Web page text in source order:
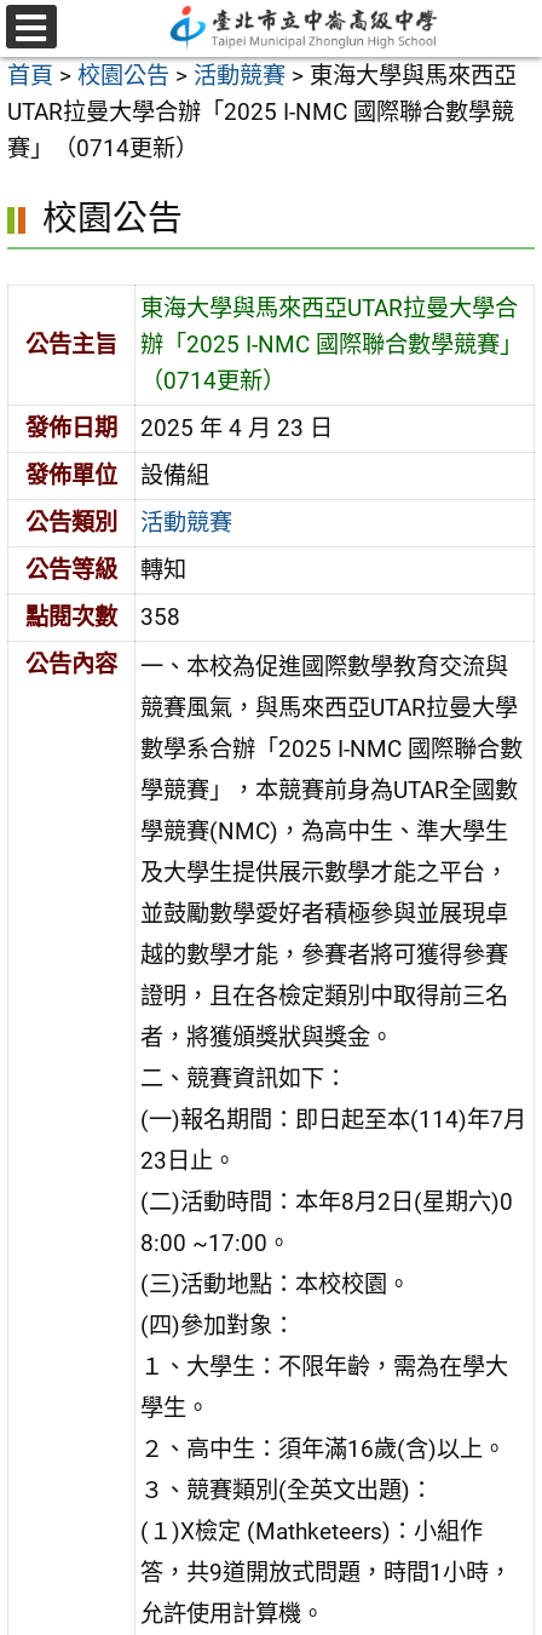
跳
至
主
要
內
區
選
單
首頁 > 校園公告 > 活動競賽 > 東海大學與馬來西亞
UTAR拉曼大學合辦「2025 I-NMC 國際聯合數學競
賽」（0714更新）
校園公告
公告主旨
東海大學與馬來西亞UTAR拉曼大學合
辦「2025 I-NMC 國際聯合數學競賽」
（0714更新）
發佈日期
2025 年 4 月 23 日
發佈單位
設備組
公告類別
活動競賽
公告等級
轉知
點閱次數
358
公告內容
一、本校為促進國際數學教育交流與
競賽風氣，與馬來西亞UTAR拉曼大學
數學系合辦「2025 I-NMC 國際聯合數
學競賽」，本競賽前身為UTAR全國數
學競賽(NMC)，為高中生、準大學生
及大學生提供展示數學才能之平台，
並鼓勵數學愛好者積極參與並展現卓
越的數學才能，參賽者將可獲得參賽
證明，且在各檢定類別中取得前三名
者，將獲頒獎狀與獎金。
二、競賽資訊如下：
(一)報名期間：即日起至本(114)年7月
23日止。
(二)活動時間：本年8月2日(星期六)0
8:00 ~17:00。
(三)活動地點：本校校園。
(四)參加對象：
１、大學生：不限年齡，需為在學大
學生。
２、高中生：須年滿16歲(含)以上。
３、競賽類別(全英文出題)：
(１)X檢定 (Mathketeers)：小組作
答，共9道開放式問題，時間1小時，
允許使用計算機。